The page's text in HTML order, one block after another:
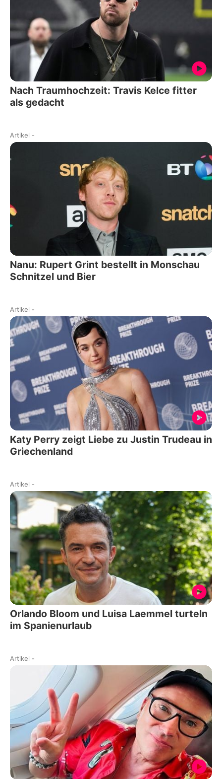
Nach Traumhochzeit: Travis Kelce fitter
als gedacht
Artikel -
Nanu: Rupert Grint bestellt in Monschau
Schnitzel und Bier
Artikel -
Katy Perry zeigt Liebe zu Justin Trudeau in
Griechenland
Artikel -
Orlando Bloom und Luisa Laemmel turteln
im Spanienurlaub
Artikel -